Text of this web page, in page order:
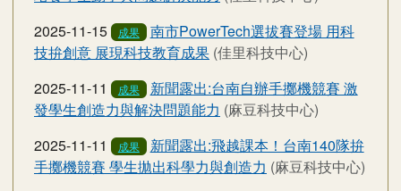
2025-11-15
成果
南市PowerTech選拔賽登場 用科
技拚創意 展現科技教育成果 (佳里科技中心)
2025-11-11
成果
新聞露出:台南自辦手擲機競賽 激
發學生創造力與解決問題能力 (麻豆科技中心)
2025-11-11
成果
新聞露出:飛越課本！台南140隊拚
手擲機競賽 學生拋出科學力與創造力 (麻豆科技中心)